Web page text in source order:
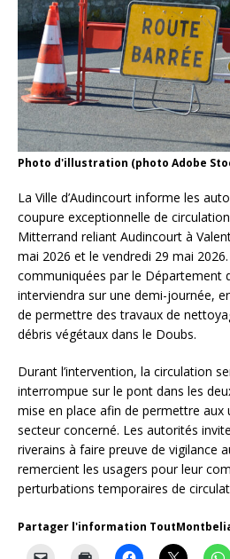
Photo d'illustration (photo Adobe
La Ville d’Audincourt informe les
coupure exceptionnelle de
Mitterrand reliant Audincourt à
mai 2026 et le vendredi 29 mai
communiquées par le Département
interviendra sur une demi-journée,
de permettre des travaux de
débris végétaux dans le Doubs.
Durant l’intervention, la circulation
interrompue sur le pont dans les
mise en place afin de permettre aux
secteur concerné. Les autorités
riverains à faire preuve de vigilance
remercient les usagers pour leur
perturbations temporaires de
Partager l'information